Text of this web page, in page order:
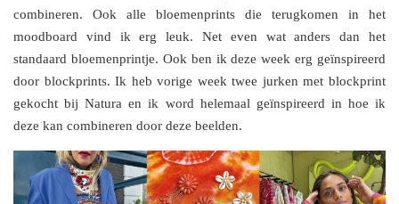
combineren. Ook alle bloemenprints die terugkomen in het
moodboard vind ik erg leuk. Net even wat anders dan het
standaard bloemenprintje. Ook ben ik deze week erg geïnspireerd
door blockprints. Ik heb vorige week twee jurken met blockprint
gekocht bij Natura en ik word helemaal geïnspireerd in hoe ik
deze kan combineren door deze beelden.